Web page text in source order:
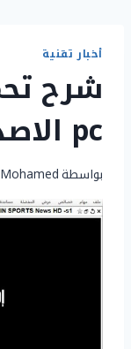
أخبار تقنية
pc الاصدار الجديد 2019
بواسطةMohamed